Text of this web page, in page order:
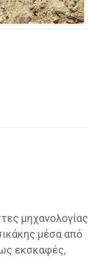
μηχανολογίας
μέσα από
εκσκαφές,